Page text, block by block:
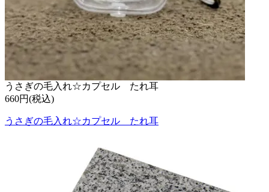
うさぎの毛入れ☆カプセル たれ耳
660円(税込)
うさぎの毛入れ☆カプセル たれ耳